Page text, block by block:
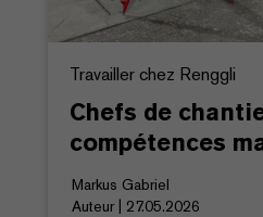
Travailler chez Renggli
Chefs de
compétences
Markus Gabriel
Auteur | 27.05.2026